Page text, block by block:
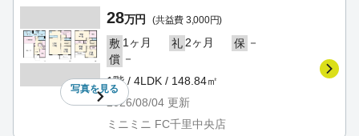
写真を見る
28万円 (共益費 3,000円)
敷 1ヶ月 礼 2ヶ月 保 －
償 －
1階 / 4LDK / 148.84㎡
2026/08/04 更新
ミニミニ FC千里中央店